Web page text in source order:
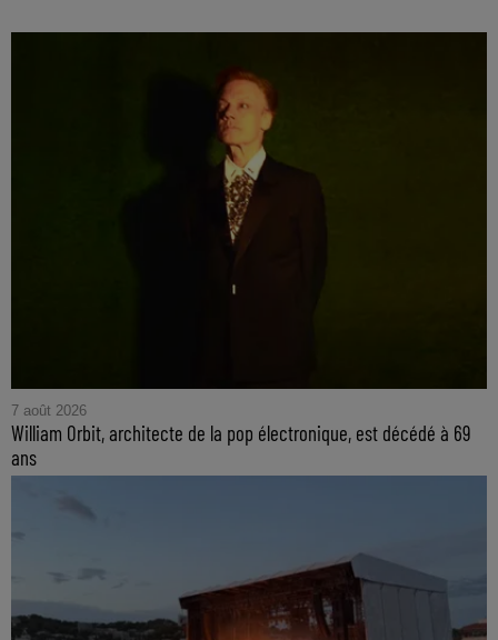
7 août 2026
William Orbit, architecte de la pop électronique, est décédé à 69
ans